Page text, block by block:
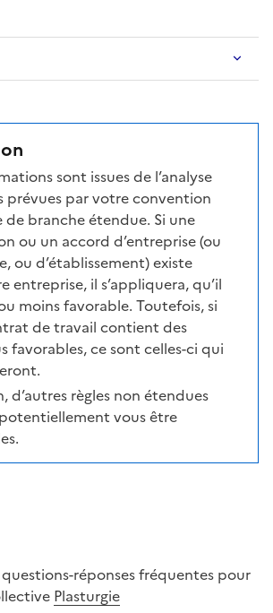
sont issues de l’analyse
prévues par votre convention
branche étendue. Si une
ou un accord d’entreprise (ou
ou d’établissement) existe
entreprise, il s’appliquera, qu’il
moins favorable. Toutefois, si
de travail contient des
favorables, ce sont celles-ci qui
d’autres règles non étendues
vous être
réponses fréquentes pour
Plasturgie